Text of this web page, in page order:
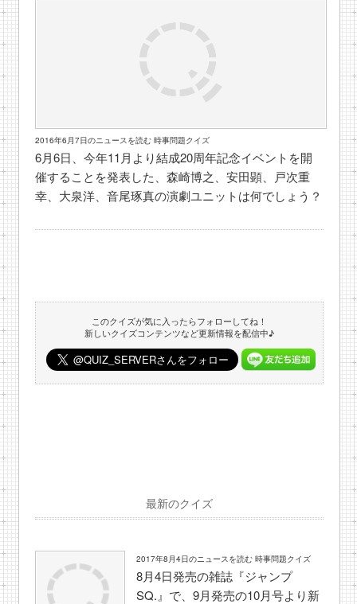
2016年6月7日のニュースを読む 時事問題クイズ
6月6日、今年11月より結成20周年記念イベントを開
催することを発表した、森崎博之、安田顕、戸次重
幸、大泉洋、音尾琢真の演劇ユニットは何でしょう？
このクイズが気に入ったらフォローしてね！
新しいクイズコンテンツなど更新情報を配信中♪
最新のクイズ
2017年8月4日のニュースを読む 時事問題クイズ
8月4日発売の雑誌『ジャンプ
SQ.』で、9月発売の10月号より新